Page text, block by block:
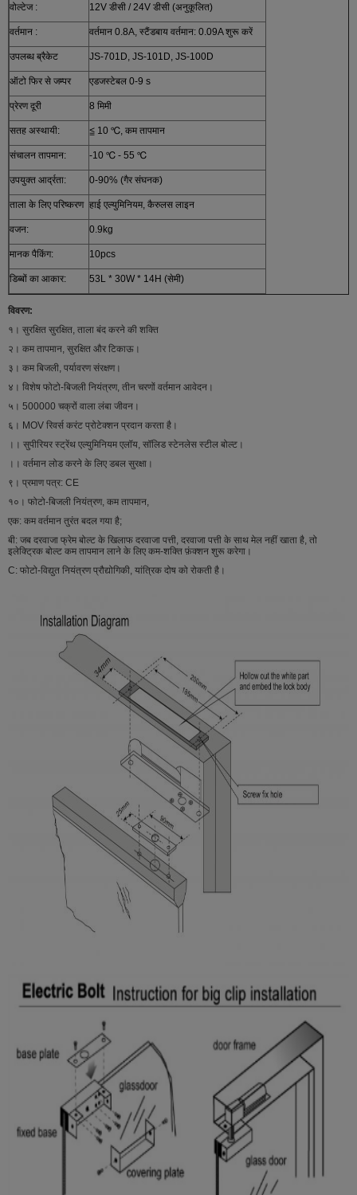
वोल्टेज : 12V डीसी / 24V डीसी (अनुकूलित)
वर्तमान : वर्तमान 0.8A, स्टैंडबाय वर्तमान: 0.09A शुरू करें
उपलब्ध ब्रैकेट JS-701D, JS-101D, JS-100D
ऑटो फिर से जम्पर एडजस्टेबल 0-9 s
प्रेरण दूरी 8 मिमी
सतह अस्थायी: ≦ 10 ℃, कम तापमान
संचालन तापमान: -10 ℃ - 55 ℃
उपयुक्त आर्द्रता: 0-90% (गैर संघनक)
ताला के लिए परिष्करण हाई एल्युमिनियम, कैरुलस लाइन
वजन: 0.9kg
मानक पैकिंग: 10pcs
डिब्बों का आकार: 53L * 30W * 14H (सेमी)
विवरण:
१। सुरक्षित सुरक्षित, ताला बंद करने की शक्ति
२। कम तापमान, सुरक्षित और टिकाऊ।
३। कम बिजली, पर्यावरण संरक्षण।
४। विशेष फोटो-बिजली नियंत्रण, तीन चरणों वर्तमान आवेदन।
५। 500000 चक्रों वाला लंबा जीवन।
६। MOV रिवर्स करंट प्रोटेक्शन प्रदान करता है।
।। सुपीरियर स्ट्रेंथ एल्युमिनियम एलॉय, सॉलिड स्टेनलेस स्टील बोल्ट।
।। वर्तमान लोड करने के लिए डबल सुरक्षा।
९। प्रमाण पत्र: CE
१०। फोटो-बिजली नियंत्रण, कम तापमान,
एक: कम वर्तमान तुरंत बदल गया है;
बी: जब दरवाजा फ्रेम बोल्ट के खिलाफ दरवाजा पत्ती, दरवाजा पत्ती के साथ मेल नहीं खाता है, तो
इलेक्ट्रिक बोल्ट कम तापमान लाने के लिए कम-शक्ति फ़ंक्शन शुरू करेगा।
C: फोटो-विद्युत नियंत्रण प्रौद्योगिकी, यांत्रिक दोष को रोकती है।